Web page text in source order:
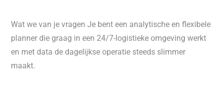
Wat we van je vragen Je bent een analytische en flexibele
planner die graag in een 24/7-logistieke omgeving werkt
en met data de dagelijkse operatie steeds slimmer
maakt.